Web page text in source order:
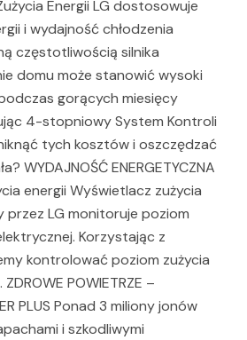
Energii LG dostosowuje
i wydajność chłodzenia
częstotliwością silnika
domu może stanowić wysoki
gorących miesięcy
4-stopniowy System Kontroli
tych kosztów i oszczędzać
WYDAJNOŚĆ ENERGETYCZNA
energii Wyświetlacz zużycia
przez LG monitoruje poziom
Korzystając z
kontrolować poziom zużycia
POWIETRZE –
PLUS Ponad 3 miliony jonów
i szkodliwymi